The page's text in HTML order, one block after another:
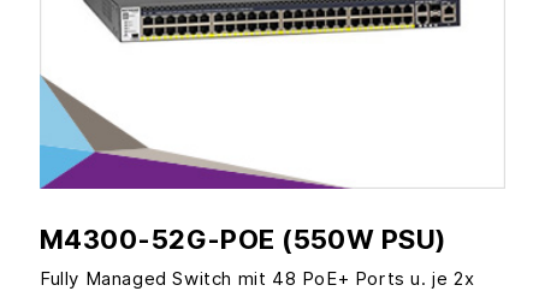
M4300-52G-POE (550W PSU)
Fully Managed Switch mit 48 PoE+ Ports u. je 2x